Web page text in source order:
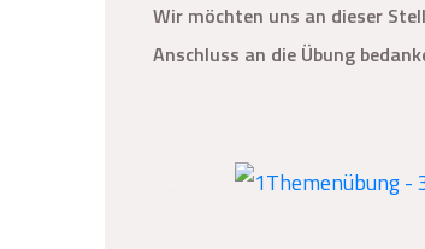
Wir möchten uns an dieser
Anschluss an die Übung